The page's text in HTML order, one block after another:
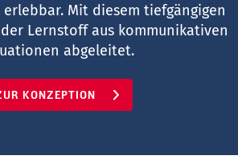
Mit diesem tiefgängigen
Lernstoff aus kommunikativen
abgeleitet.
KONZEPTION